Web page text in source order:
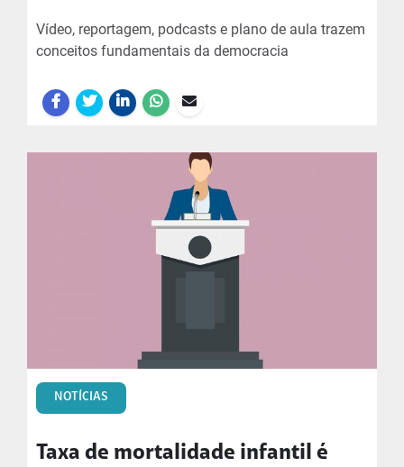
Vídeo, reportagem, podcasts e plano de aula trazem
conceitos fundamentais da democracia
NOTÍCIAS
Taxa de mortalidade infantil é